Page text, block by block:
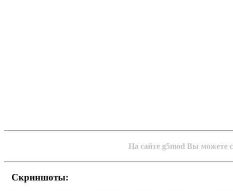
На сайте g5mod Вы можете
Скриншоты: